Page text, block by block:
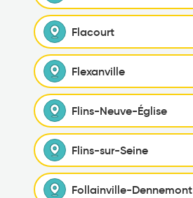
Flacourt
Flexanville
Flins-Neuve-Église
Flins-sur-Seine
Follainville-Dennemont